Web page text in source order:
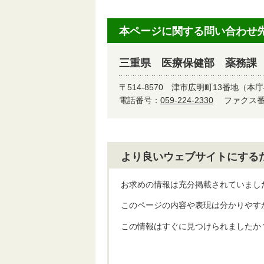
本ページに関する問い合わせ
三重県 医療保健部 薬務課
〒514-8570 津市広明町13番地（本庁
電話番号： 059-224-2330 ファクス
より良いウェブサイトにす
お求めの情報は充分掲載されていまし
このページの内容や表現は分かりやす
この情報はすぐに見つけられましたか